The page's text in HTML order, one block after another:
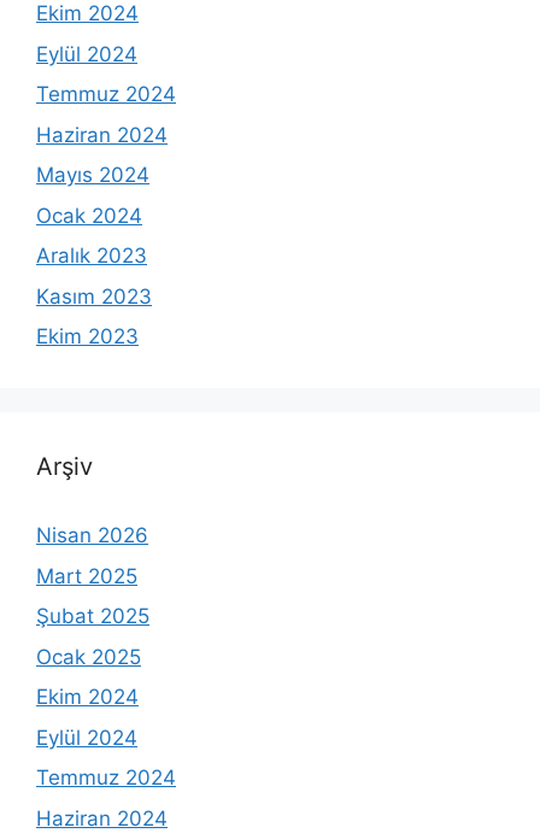
Ekim 2024
Eylül 2024
Temmuz 2024
Haziran 2024
Mayıs 2024
Ocak 2024
Aralık 2023
Kasım 2023
Ekim 2023
Arşiv
Nisan 2026
Mart 2025
Şubat 2025
Ocak 2025
Ekim 2024
Eylül 2024
Temmuz 2024
Haziran 2024